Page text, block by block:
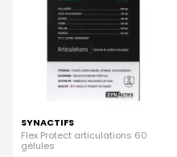
SYNACTIFS
Flex Protect articulations 60
gélules